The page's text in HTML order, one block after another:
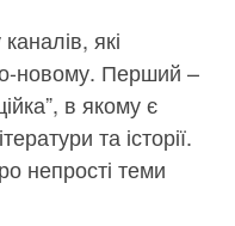
які
новому. Перший –
в якому є
та історії.
непрості теми